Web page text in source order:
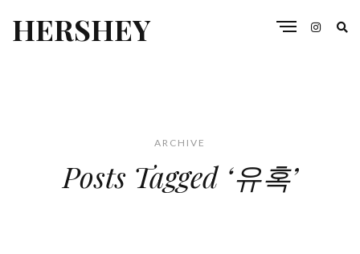
HERSHEY
ARCHIVE
Posts Tagged ‘유혹’